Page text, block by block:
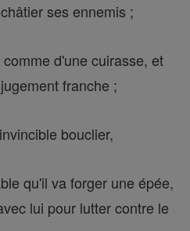
ses ennemis ;
d'une cuirasse, et
franche ;
bouclier,
qu'il va forger une épée,
lui pour lutter contre le